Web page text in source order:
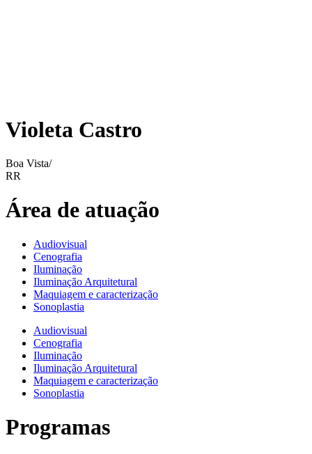
Violeta Castro
Boa Vista/
RR
Área de atuação
Audiovisual
Cenografia
Iluminação
Iluminação Arquitetural
Maquiagem e caracterização
Sonoplastia
Audiovisual
Cenografia
Iluminação
Iluminação Arquitetural
Maquiagem e caracterização
Sonoplastia
Programas